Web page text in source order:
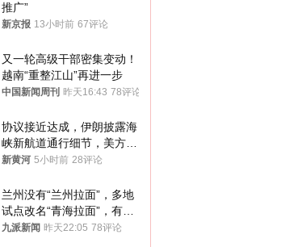
推广”
新京报 13小时前 67评论
又一轮高级干部密集变动！
越南“重整江山”再进一步
中国新闻周刊 昨天16:43 78评论
协议接近达成，伊朗披露海
峡新航道通行细节，美方再
提“倒计时”
新黄河 5小时前 28评论
兰州没有“兰州拉面”，多地
试点改名“青海拉面”，有商
家改名已两年
九派新闻 昨天22:05 78评论